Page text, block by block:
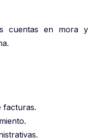
cuentas en mora y
facturas.